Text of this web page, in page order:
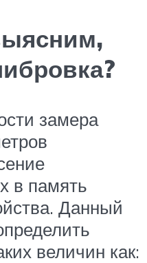
замера
в память
Данный
величин как: